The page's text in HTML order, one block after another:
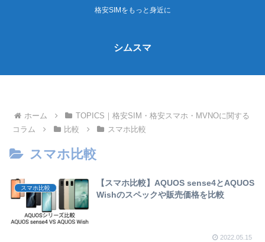
格安SIMをもっと身近に
シムスマ
ホーム
TOPICS｜格安SIM・格安スマホ・MVNOに関する
コラム
比較 スマホ比較
スマホ比較
スマホ比較
【スマホ比較】AQUOS sense4とAQUOS
Wishのスペックや販売価格を比較
2022.05.15